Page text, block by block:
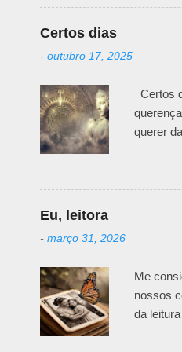
Certos dias
- outubro 17, 2025
Certos
querer
doído
vez
Eu, leitora
- março 31, 2026
Me
nossos
da